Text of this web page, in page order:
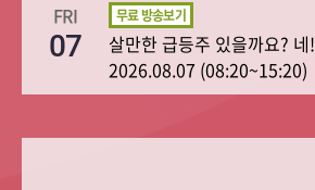
FRI
07
살만한 급등주 있을까요? 네!
2026.08.07 (08:20~15:20)